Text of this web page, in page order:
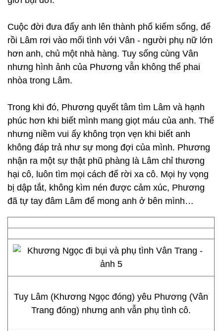
Cuộc đời đưa đẩy anh lên thành phố kiếm sống, để
rồi Lâm rơi vào mối tình với Vân - người phụ nữ lớn
hơn anh, chủ một nhà hàng. Tuy sống cùng Vân
nhưng hình ảnh của Phương vẫn không thể phai
nhòa trong Lâm.
Trong khi đó, Phương quyết tâm tìm Lâm và hạnh
phúc hơn khi biết mình mang giọt máu của anh. Thế
nhưng niềm vui ấy không trọn vẹn khi biết anh
không đáp trả như sự mong đợi của mình. Phương
nhận ra một sự thật phũ phàng là Lâm chỉ thương
hại cô, luôn tìm mọi cách để rời xa cô. Mọi hy vọng
bị dập tắt, không kìm nén được cảm xúc, Phương
đã tự tay đâm Lâm để mong anh ở bên mình…
Tuy Lâm (Khương Ngọc đóng) yêu Phương (Vân
Trang đóng) nhưng anh vẫn phụ tình cô.